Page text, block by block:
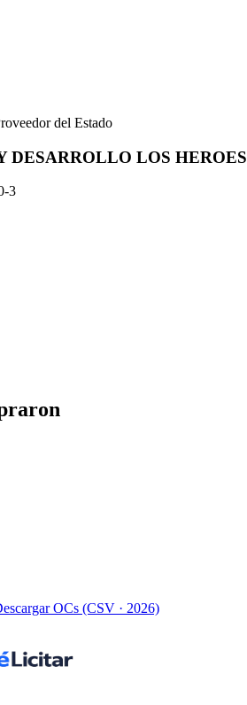
del Estado
DESARROLLO LOS HEROES
3
OCs (CSV · 2026)